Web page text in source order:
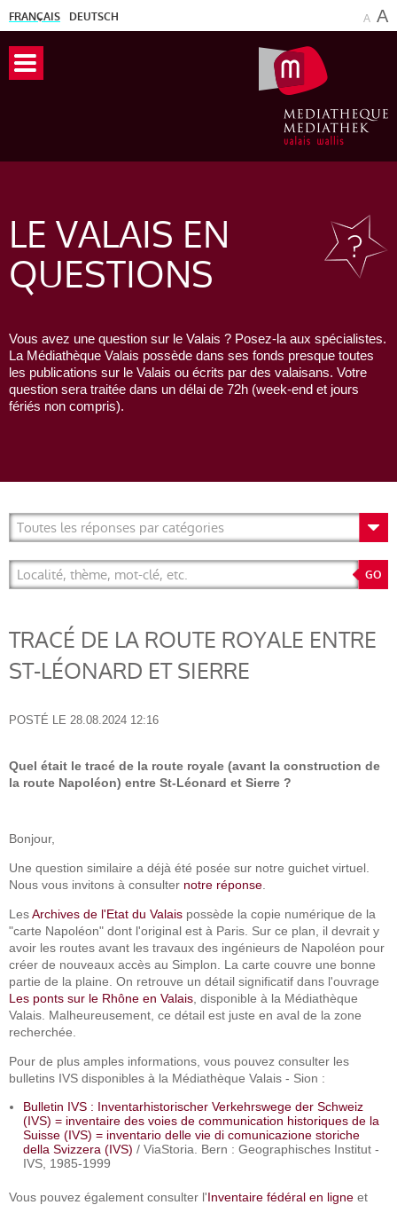
FRANÇAIS DEUTSCH A A
LE VALAIS EN
QUESTIONS
Vous avez une question sur le Valais ? Posez-la aux spécialistes.
La Médiathèque Valais possède dans ses fonds presque toutes
les publications sur le Valais ou écrits par des valaisans. Votre
question sera traitée dans un délai de 72h (week-end et jours
fériés non compris).
TRACÉ DE LA ROUTE ROYALE ENTRE
ST-LÉONARD ET SIERRE
POSTÉ LE 28.08.2024 12:16
Quel était le tracé de la route royale (avant la construction de
la route Napoléon) entre St-Léonard et Sierre ?
Bonjour,
Une question similaire a déjà été posée sur notre guichet virtuel.
Nous vous invitons à consulter notre réponse
LesArchives de l'Etat du Valais possède la copie numérique de la
"carte Napoléon" dont l'original est à Paris. Sur ce plan, il devrait y
avoir les routes avant les travaux des ingénieurs de Napoléon pour
créer de nouveaux accès au Simplon. La carte couvre une bonne
partie de la plaine. On retrouve un détail significatif dans l'ouvrage
Les ponts sur le Rhône en Valais , disponible à la Médiathèque
Valais. Malheureusement, ce détail est juste en aval de la zone
recherchée.
Pour de plus amples informations, vous pouvez consulter les
bulletins IVS disponibles à la Médiathèque Valais - Sion :
Bulletin IVS : Inventarhistorischer Verkehrswege der Schweiz
(IVS) = inventaire des voies de communication historiques de la
Suisse (IVS) = inventario delle vie di comunicazione storiche
della Svizzera (IVS) / ViaStoria. Bern : Geographisches Institut -
IVS, 1985-1999
Vous pouvez également consulter l'Inventaire fédéral en ligne et